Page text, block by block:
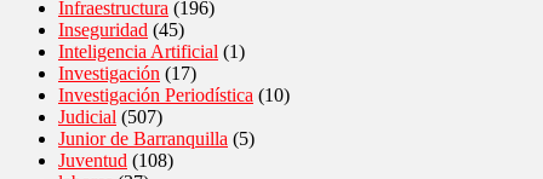
Infraestructura (196)
Inseguridad (45)
Inteligencia Artificial (1)
Investigación (17)
Investigación Periodística (10)
Judicial (507)
Junior de Barranquilla (5)
Juventud (108)